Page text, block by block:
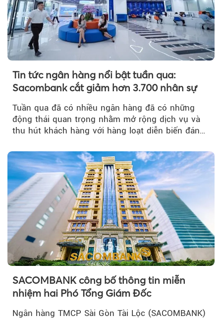
Tin tức ngân hàng nổi bật tuần qua:
Sacombank cắt giảm hơn 3.700 nhân sự
Tuần qua đã có nhiều ngân hàng đã có những
động thái quan trọng nhằm mở rộng dịch vụ và
thu hút khách hàng với hàng loạt diễn biến đáng
SACOMBANK công bố thông tin miễn
nhiệm hai Phó Tổng Giám Đốc
Ngân hàng TMCP Sài Gòn Tài Lộc (SACOMBANK)